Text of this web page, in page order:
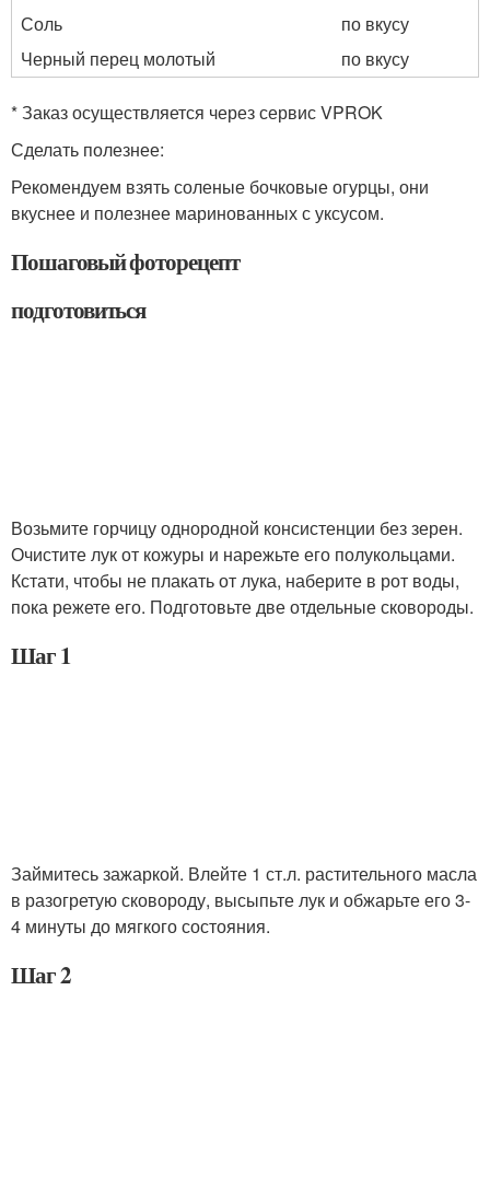
Соль
по вкусу
Черный перец молотый
по вкусу
* Заказ осуществляется через сервис VPROK
Сделать полезнее:
Рекомендуем взять соленые бочковые огурцы, они
вкуснее и полезнее маринованных с уксусом.
Пошаговый фоторецепт
подготовиться
Возьмите горчицу однородной консистенции без зерен.
Очистите лук от кожуры и нарежьте его полукольцами.
Кстати, чтобы не плакать от лука, наберите в рот воды,
пока режете его. Подготовьте две отдельные сковороды.
Шаг 1
Займитесь зажаркой. Влейте 1 ст.л. растительного масла
в разогретую сковороду, высыпьте лук и обжарьте его 3-
4 минуты до мягкого состояния.
Шаг 2